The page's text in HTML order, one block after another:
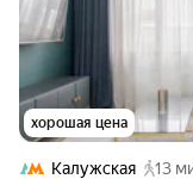
хорошая цена
Калужская
13